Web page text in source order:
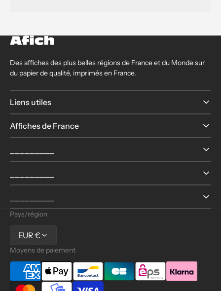
Des affiches des plus belles régions de France et du Monde sur
du papier de qualité, imprimés en France.
Liens utiles
Affiches de France
Pays/région
EUR €
Moyens de paiement